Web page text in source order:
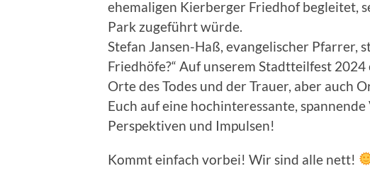
ehemaligen Kierberger Friedhof begleitet,
Park zugeführt würde.
Stefan Jansen-Haß, evangelischer Pfarrer,
Friedhöfe?“ Auf unserem Stadtteilfest
Orte des Todes und der Trauer, aber auch
Euch auf eine hochinteressante,
Perspektiven und Impulsen!
Kommt einfach vorbei! Wir sind alle nett!